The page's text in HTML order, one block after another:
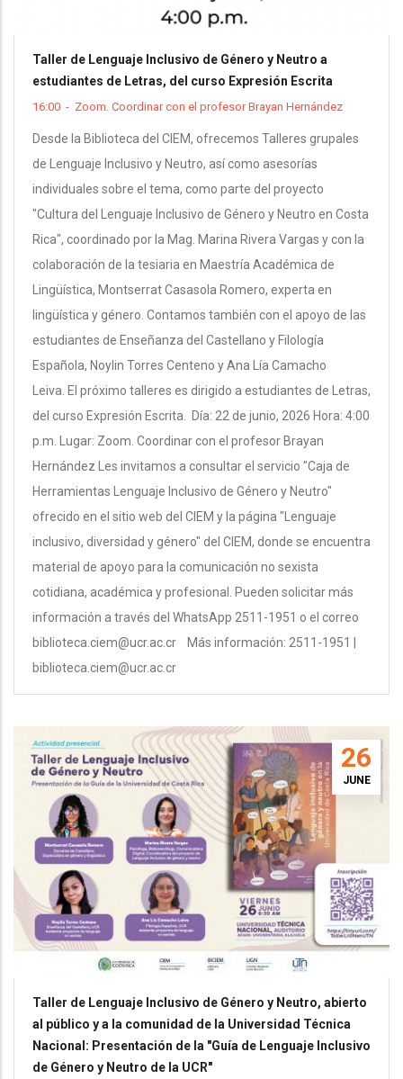
Taller de Lenguaje Inclusivo de Género y Neutro a
estudiantes de Letras, del curso Expresión Escrita
16:00 - Zoom. Coordinar con el profesor Brayan Hernández
Desde la Biblioteca del CIEM, ofrecemos Talleres grupales
de Lenguaje Inclusivo y Neutro, así como asesorías
individuales sobre el tema, como parte del proyecto
"Cultura del Lenguaje Inclusivo de Género y Neutro en Costa
Rica", coordinado por la Mag. Marina Rivera Vargas y con la
colaboración de la tesiaria en Maestría Académica de
Lingüística, Montserrat Casasola Romero, experta en
lingüística y género. Contamos también con el apoyo de las
estudiantes de Enseñanza del Castellano y Filología
Española, Noylin Torres Centeno y Ana Lía Camacho
Leiva. El próximo talleres es dirigido a estudiantes de Letras,
del curso Expresión Escrita. Día: 22 de junio, 2026 Hora: 4:00
p.m. Lugar: Zoom. Coordinar con el profesor Brayan
Hernández Les invitamos a consultar el servicio "Caja de
Herramientas Lenguaje Inclusivo de Género y Neutro"
ofrecido en el sitio web del CIEM y la página "Lenguaje
inclusivo, diversidad y género" del CIEM, donde se encuentra
material de apoyo para la comunicación no sexista
cotidiana, académica y profesional. Pueden solicitar más
información a través del WhatsApp 2511-1951 o el correo
biblioteca.ciem@ucr.ac.cr Más información: 2511-1951 |
biblioteca.ciem@ucr.ac.cr
26
JUNE
Taller de Lenguaje Inclusivo de Género y Neutro, abierto
al público y a la comunidad de la Universidad Técnica
Nacional: Presentación de la "Guía de Lenguaje Inclusivo
de Género y Neutro de la UCR"